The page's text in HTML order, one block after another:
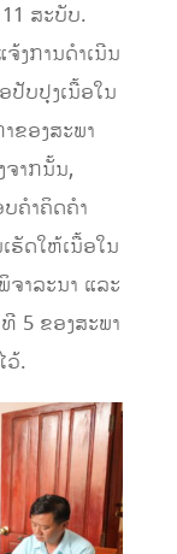
ສະບັບ.
ງການດໍາເນີນ
ປັບປຸງເນື້ອໃນ
ຂອງສະພາ
ຈາກນັ້ນ,
ຄໍາຄິດຄໍາ
ຮັດໃຫ້ເນື້ອໃນ
ຈາລະນາ ແລະ
5 ຂອງສະພາ
ວ້.